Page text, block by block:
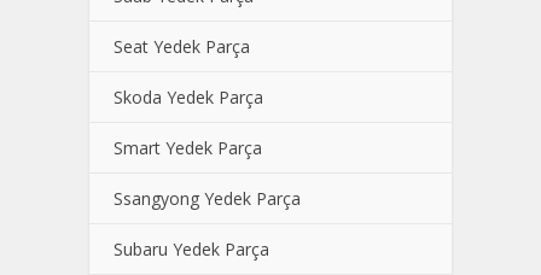
Seat Yedek Parça
Skoda Yedek Parça
Smart Yedek Parça
Ssangyong Yedek Parça
Subaru Yedek Parça